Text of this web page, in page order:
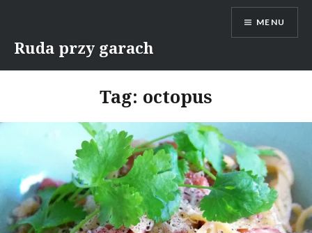
content
Ruda przy garach
MENU
Tag: octopus